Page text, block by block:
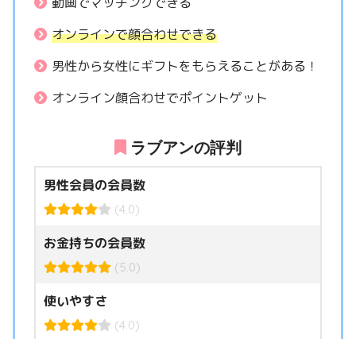
オンラインで顔合わせできる
男性から女性にギフトをもらえることがある！
オンライン顔合わせでポイントゲット
ラブアンの評判
男性会員の会員数
(4.0)
お金持ちの会員数
(5.0)
使いやすさ
(4.0)